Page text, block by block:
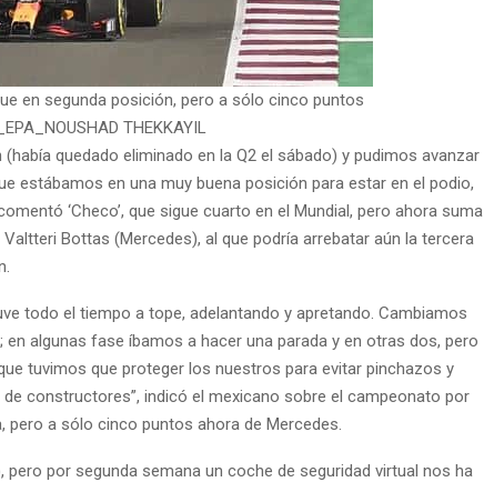
en segunda posición, pero a sólo cinco puntos
THEKKAYIL
quedado eliminado en la Q2 el sábado) y pudimos avanzar
estábamos en una muy buena posición para estar en el podio,
‘Checo’, que sigue cuarto en el Mundial, pero ahora suma
Bottas (Mercedes), al que podría arrebatar aún la tercera
todo el tiempo a tope, adelantando y apretando. Cambiamos
algunas fase íbamos a hacer una parada y en otras dos, pero
tuvimos que proteger los nuestros para evitar pinchazos y
constructores”, indicó el mexicano sobre el campeonato por
pero a sólo cinco puntos ahora de Mercedes.
pero por segunda semana un coche de seguridad virtual nos ha